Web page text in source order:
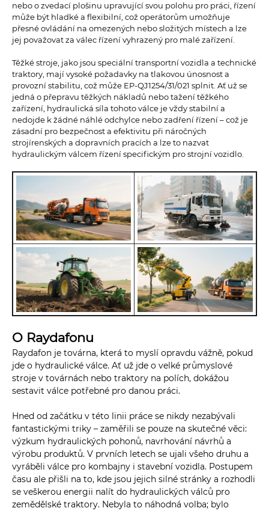
nebo o zvedací plošinu upravující svou polohu pro práci, řízení
může být hladké a flexibilní, což operátorům umožňuje
přesné ovládání na omezených nebo složitých místech a lze
jej považovat za válec řízení vyhrazený pro malé zařízení.
Těžké stroje, jako jsou speciální transportní vozidla a technické
traktory, mají vysoké požadavky na tlakovou únosnost a
provozní stabilitu, což může EP-QJ1254/31/021 splnit. Ať už se
jedná o přepravu těžkých nákladů nebo tažení těžkého
zařízení, hydraulická síla tohoto válce je vždy stabilní a
nedojde k žádné náhlé odchylce nebo zadření řízení – což je
zásadní pro bezpečnost a efektivitu při náročných
strojírenských a dopravních pracích a lze to nazvat
hydraulickým válcem řízení specifickým pro strojní vozidlo.
O Raydafonu
Raydafon je továrna, která to myslí opravdu vážně, pokud
jde o hydraulické válce. Ať už jde o velké průmyslové
stroje v továrnách nebo traktory na polích, dokážou
sestavit válce potřebné pro danou práci.
Hned od začátku v této linii práce se nikdy nezabývali
fantastickými triky – zaměřili se pouze na skutečné věci:
výzkum hydraulických pohonů, navrhování návrhů a
výrobu produktů. V prvních letech se ujali všeho druhu a
vyráběli válce pro kombajny i stavební vozidla. Postupem
času ale přišli na to, kde jsou jejich silné stránky a rozhodli
se veškerou energii nalít do hydraulických válců pro
zemědělské traktory. Nebyla to náhodná volba; bylo